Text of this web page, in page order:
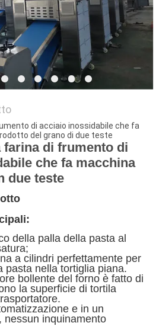
di acciaio inossidabile che fa
del grano di due teste
farina di frumento di
che fa macchina
due teste
della palla della pasta al
a cilindri perfettamente per
pasta nella tortiglia piana.
bollente del forno è fatto di
la superficie di tortila
e in un
nessun inquinamento